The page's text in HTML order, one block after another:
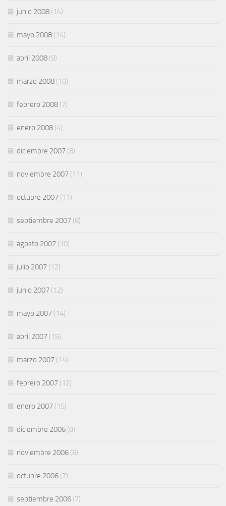
junio 2008 (14)
mayo 2008 (14)
abril 2008 (9)
marzo 2008 (10)
febrero 2008 (7)
enero 2008 (4)
diciembre 2007 (8)
noviembre 2007 (11)
octubre 2007 (11)
septiembre 2007 (8)
agosto 2007 (10)
julio 2007 (12)
junio 2007 (12)
mayo 2007 (14)
abril 2007 (15)
marzo 2007 (14)
febrero 2007 (12)
enero 2007 (15)
diciembre 2006 (8)
noviembre 2006 (6)
octubre 2006 (7)
septiembre 2006 (7)